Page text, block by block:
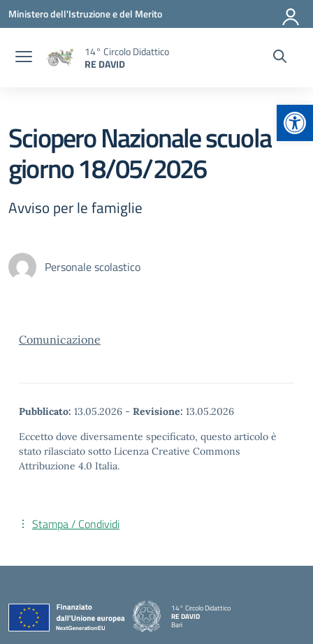
Vai ai contenuti
Vai al menu di navigazione
Vai al footer
Ministero dell'Istruzione e del Merito
14° Circolo Didattico
RE DAVID
Sciopero Nazionale scuola
giorno 18/05/2026
Avviso per le famiglie
Personale scolastico
Comunicazione
Pubblicato: 13.05.2026 - Revisione: 13.05.2026
Eccetto dove diversamente specificato, questo articolo è
stato rilasciato sotto Licenza Creative Commons
Attribuzione 4.0 Italia.
Stampa / Condividi
14° Circolo Didattico
RE DAVID
Bari